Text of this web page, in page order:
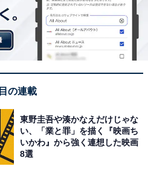
原文ママです
プロフィール
らしに役立つ情報を中心に寄
での全ランキング結果を見
の連載
東野圭吾や湊かなえだけじゃな
い、「業と罪」を描く『映画ち
いかわ』から強く連想した映画
8選